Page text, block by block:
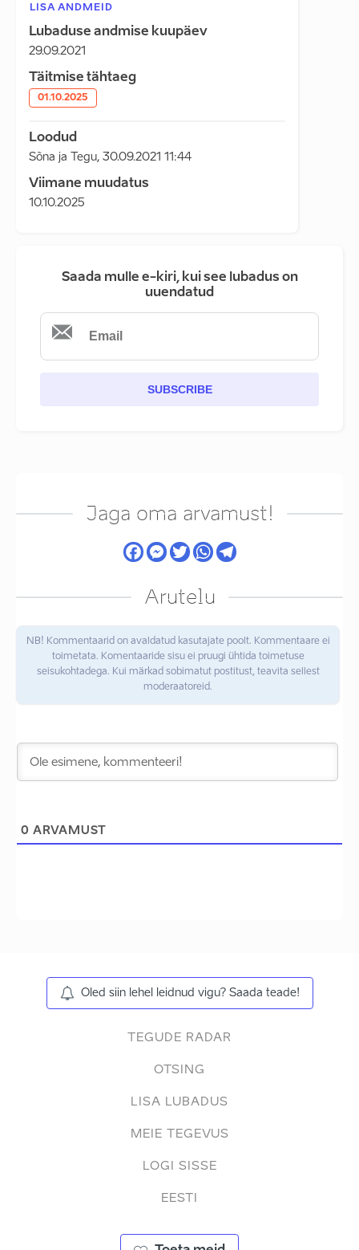
LISA ANDMEID
Lubaduse andmise kuupäev
29.09.2021
Täitmise tähtaeg
01.10.2025
Loodud
Sõna ja Tegu, 30.09.2021 11:44
Viimane muudatus
10.10.2025
Saada mulle e-kiri, kui see lubadus on
uuendatud
SUBSCRIBE
Jaga oma arvamust!
Arutelu
NB! Kommentaarid on avaldatud kasutajate poolt. Kommentaare ei
toimetata. Komentaaride sisu ei pruugi ühtida toimetuse
seisukohtadega. Kui märkad sobimatut postitust, teavita sellest
moderaatoreid.
0 ARVAMUST
Oled siin lehel leidnud vigu? Saada teade!
TEGUDE RADAR
OTSING
LISA LUBADUS
MEIE TEGEVUS
LOGI SISSE
EESTI